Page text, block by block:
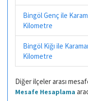
Bingöl Genç ile
Kilometre
Bingöl Kiğı ile
Kilometre
Diğer ilçeler arası
Mesafe Hesaplama